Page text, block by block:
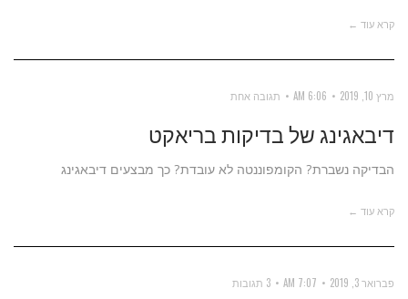
קרא עוד ←
מרץ 10, 2019 6:06 AM תגובה אחת
דיבאגינג של בדיקות בריאקט
הבדיקה נשברת? הקומפוננטה לא עובדת? כך מבצעים דיבאגינג
קרא עוד ←
פברואר 3, 2019 7:07 AM 3 תגובות